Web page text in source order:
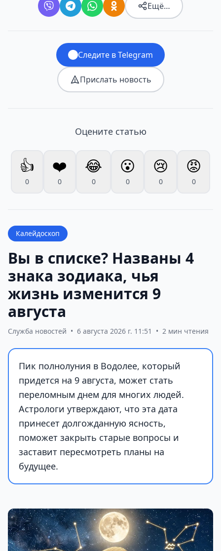
Ещё…
Следите в Telegram
Прислать новость
Оцените статью
👍
0
❤️
0
😂
0
😮
0
😢
0
😡
0
Калейдоскоп
Вы в списке? Названы 4
знака зодиака, чья
жизнь изменится 9
августа
Служба новостей • 6 августа 2026 г. 11:51 • 2 мин чтения
Пик полнолуния в Водолее, который
придется на 9 августа, может стать
переломным днем для многих людей.
Астрологи утверждают, что эта дата
принесет долгожданную ясность,
поможет закрыть старые вопросы и
заставит пересмотреть планы на
будущее.